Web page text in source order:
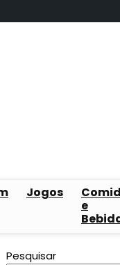
Jogos
e
Pesquisar